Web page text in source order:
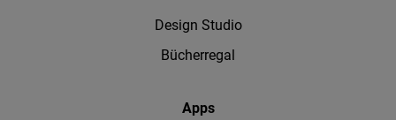
Design Studio
Bücherregal
Apps